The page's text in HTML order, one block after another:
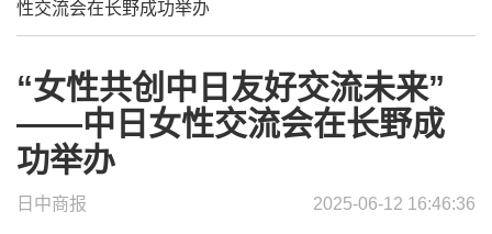
性交流会在长野成功举办
“女性共创中日友好交流未来”
——中日女性交流会在长野成
功举办
日中商报 2025-06-12 16:46:36